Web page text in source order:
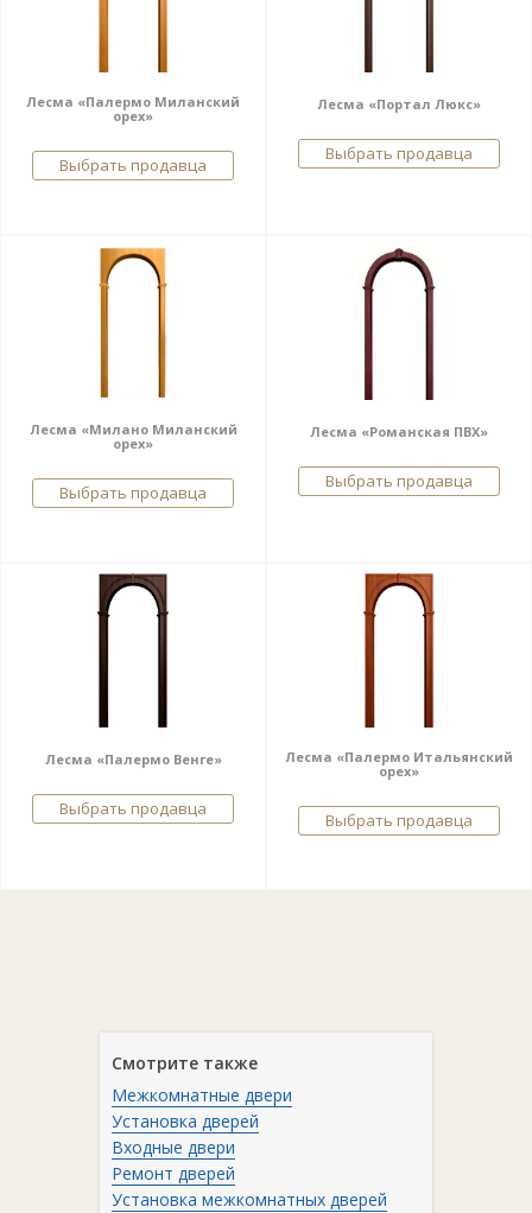
Лесма «Палермо Миланский
орех»
Выбрать продавца
Лесма «Портал Люкс»
Выбрать продавца
Лесма «Милано Миланский
орех»
Выбрать продавца
Лесма «Романская ПВХ»
Выбрать продавца
Лесма «Палермо Венге»
Выбрать продавца
Лесма «Палермо Итальянский
орех»
Выбрать продавца
Смотрите также
Межкомнатные двери
Установка дверей
Входные двери
Ремонт дверей
Установка межкомнатных дверей